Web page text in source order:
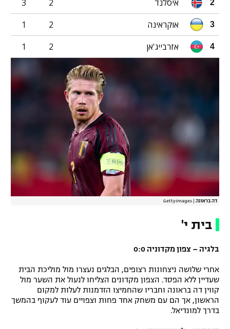
2 איסלנד 2
3
3 אוקראינה 2
1
4 אזרבייג'אן 2
1
דה בראונה GettyImages
בית י'
בלגיה – צפון מקדוניה 0:0
אחרי שלושה ניצחונות רצופים, הבלגים נעצרו מול מוליכת הבית
שעדיין ללא הפסד. הצפון מקדונים הצליחו לנעול את השער מול
קווין דה בראונה וחבריו שהחמיצו הזדמנות לעלות למקום
הראשון, אך הם עם משחק אחד פחות וצפויים עוד לעקוף בהמשך
בדרך למונדיאל.